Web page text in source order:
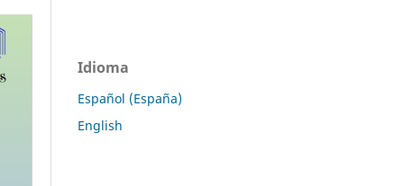
Idioma
Español (España)
English